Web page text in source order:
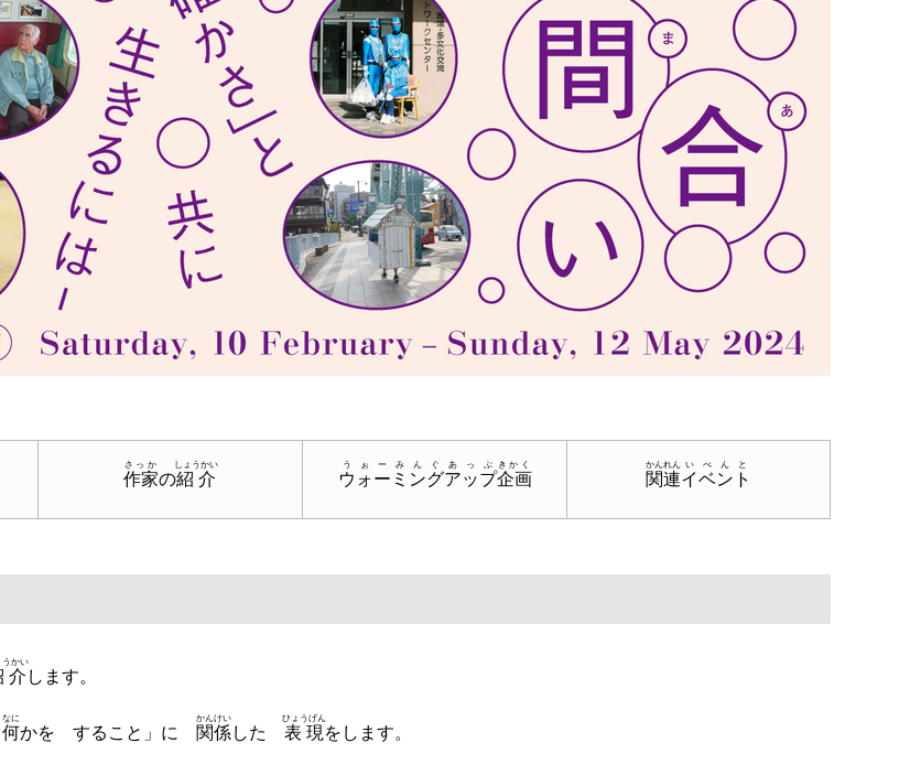
作家
さっか
の紹介
しょうかい
ウォーミングアップ
うぉーみんぐあっぷ
企画
きかく
関連
かんれん
イベント
いべんと
介
うかい
します。
何
なに
かを すること」に 関係
かんけい
した 表現
ひょうげん
をします。